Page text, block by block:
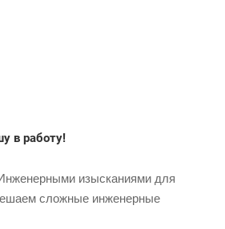
в работу!
изысканиями для
сложные инженерные